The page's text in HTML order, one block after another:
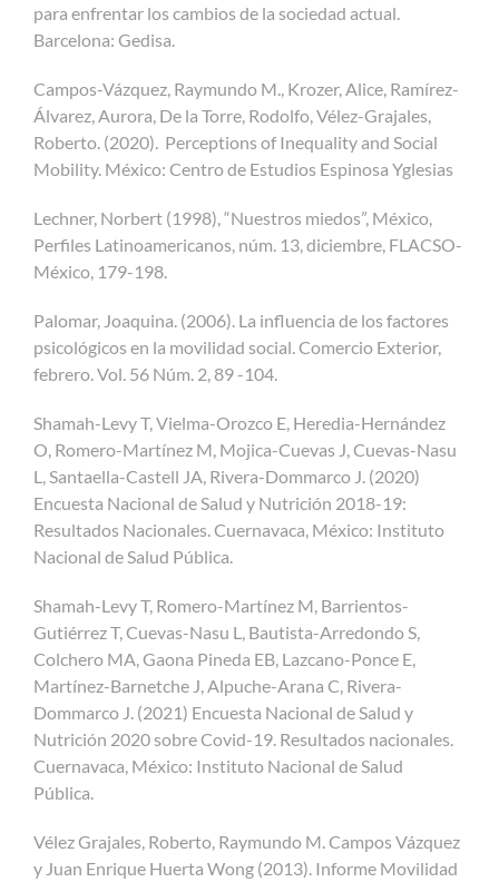
para enfrentar los cambios de la sociedad actual.
Barcelona: Gedisa.
Campos-Vázquez, Raymundo M., Krozer, Alice, Ramírez-
Álvarez, Aurora, De la Torre, Rodolfo, Vélez-Grajales,
Roberto. (2020). Perceptions of Inequality and Social
Mobility. México: Centro de Estudios Espinosa Yglesias
Lechner, Norbert (1998), “Nuestros miedos”, México,
Perfiles Latinoamericanos, núm. 13, diciembre, FLACSO-
México, 179-198.
Palomar, Joaquina. (2006). La influencia de los factores
psicológicos en la movilidad social. Comercio Exterior,
febrero. Vol. 56 Núm. 2, 89 -104.
Shamah-Levy T, Vielma-Orozco E, Heredia-Hernández
O, Romero-Martínez M, Mojica-Cuevas J, Cuevas-Nasu
L, Santaella-Castell JA, Rivera-Dommarco J. (2020)
Encuesta Nacional de Salud y Nutrición 2018-19:
Resultados Nacionales. Cuernavaca, México: Instituto
Nacional de Salud Pública.
Shamah-Levy T, Romero-Martínez M, Barrientos-
Gutiérrez T, Cuevas-Nasu L, Bautista-Arredondo S,
Colchero MA, Gaona Pineda EB, Lazcano-Ponce E,
Martínez-Barnetche J, Alpuche-Arana C, Rivera-
Dommarco J. (2021) Encuesta Nacional de Salud y
Nutrición 2020 sobre Covid-19. Resultados nacionales.
Cuernavaca, México: Instituto Nacional de Salud
Pública.
Vélez Grajales, Roberto, Raymundo M. Campos Vázquez
y Juan Enrique Huerta Wong (2013). Informe Movilidad